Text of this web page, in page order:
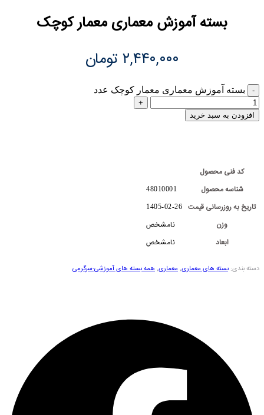
بسته آموزش معماری معمار کوچک
۲,۴۴۰,۰۰۰ تومان
بسته آموزش معماری معمار کوچک عدد
افزودن به سبد خرید
کد فنی محصول
شناسه محصول
48010001
تاریخ به روزرسانی قیمت 1405-02-26
وزن
نامشخص
ابعاد
نامشخص
دسته بندی: بسته های معماری,معماری,همه بسته های آموزشی-سرگرمی